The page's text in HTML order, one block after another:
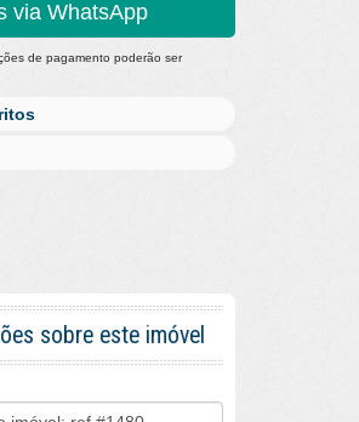
via WhatsApp
de pagamento poderão ser
sobre este imóvel